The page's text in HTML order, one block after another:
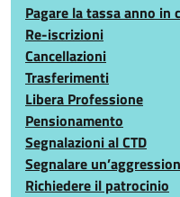
Pagare la tassa anno
Re-iscrizioni
Cancellazioni
Trasferimenti
Libera Professione
Pensionamento
Segnalazioni al CTD
Segnalare
Richiedere il patrocinio